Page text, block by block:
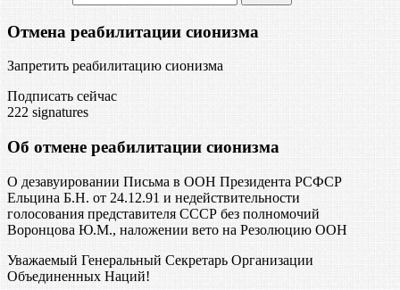
Отмена реабилитации сионизма
Запретить реабилитацию сионизма
Подписать сейчас
222 signatures
Об отмене реабилитации сионизма
О дезавуировании Письма в ООН Президента РСФСР
Ельцина Б.Н. от 24.12.91 и недействительности
голосования представителя СССР без полномочий
Воронцова Ю.М., наложении вето на Резолюцию ООН
Уважаемый Генеральный Секретарь Организации
Объединенных Наций!